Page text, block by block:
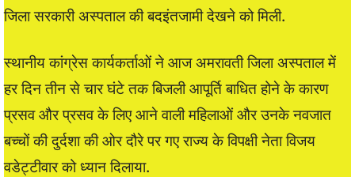
जिला सरकारी अस्पताल की बदइंतजामी देखने को मिली.
स्थानीय कांग्रेस कार्यकर्ताओं ने आज अमरावती जिला अस्पताल में
हर दिन तीन से चार घंटे तक बिजली आपूर्ति बाधित होने के कारण
प्रसव और प्रसव के लिए आने वाली महिलाओं और उनके नवजात
बच्चों की दुर्दशा की ओर दौरे पर गए राज्य के विपक्षी नेता विजय
वडेट्टीवार को ध्यान दिलाया.